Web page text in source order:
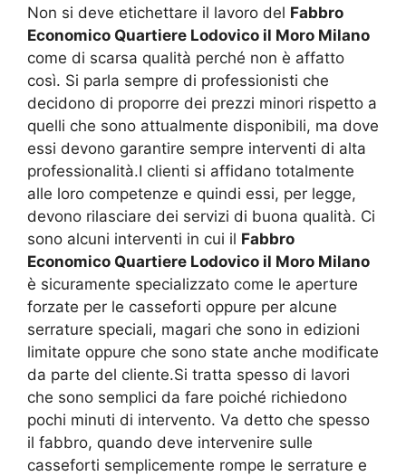
Non si deve etichettare il lavoro del Fabbro
Economico Quartiere Lodovico il Moro Milano
come di scarsa qualità perché non è affatto
così. Si parla sempre di professionisti che
decidono di proporre dei prezzi minori rispetto a
quelli che sono attualmente disponibili, ma dove
essi devono garantire sempre interventi di alta
professionalità.I clienti si affidano totalmente
alle loro competenze e quindi essi, per legge,
devono rilasciare dei servizi di buona qualità. Ci
sono alcuni interventi in cui il Fabbro
Economico Quartiere Lodovico il Moro Milano
è sicuramente specializzato come le aperture
forzate per le casseforti oppure per alcune
serrature speciali, magari che sono in edizioni
limitate oppure che sono state anche modificate
da parte del cliente.Si tratta spesso di lavori
che sono semplici da fare poiché richiedono
pochi minuti di intervento. Va detto che spesso
il fabbro, quando deve intervenire sulle
casseforti semplicemente rompe le serrature e